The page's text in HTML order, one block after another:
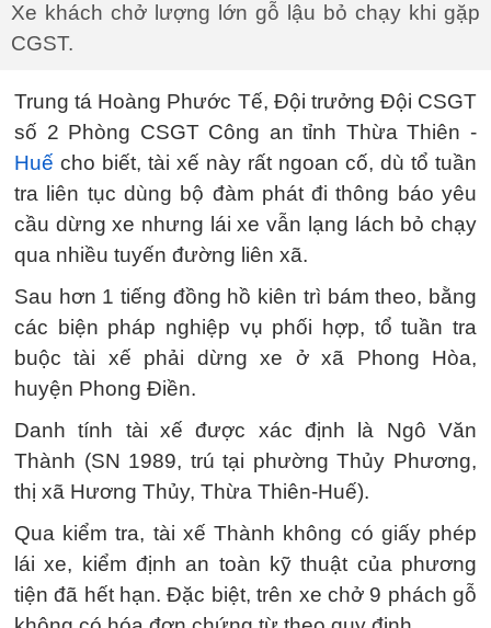
Xe khách chở lượng lớn gỗ lậu bỏ chạy khi gặp
CGST.
Trung tá Hoàng Phước Tế, Đội trưởng Đội CSGT
số 2 Phòng CSGT Công an tỉnh Thừa Thiên -
Huế cho biết, tài xế này rất ngoan cố, dù tổ tuần
tra liên tục dùng bộ đàm phát đi thông báo yêu
cầu dừng xe nhưng lái xe vẫn lạng lách bỏ chạy
qua nhiều tuyến đường liên xã.
Sau hơn 1 tiếng đồng hồ kiên trì bám theo, bằng
các biện pháp nghiệp vụ phối hợp, tổ tuần tra
buộc tài xế phải dừng xe ở xã Phong Hòa,
huyện Phong Điền.
Danh tính tài xế được xác định là Ngô Văn
Thành (SN 1989, trú tại phường Thủy Phương,
thị xã Hương Thủy, Thừa Thiên-Huế).
Qua kiểm tra, tài xế Thành không có giấy phép
lái xe, kiểm định an toàn kỹ thuật của phương
tiện đã hết hạn. Đặc biệt, trên xe chở 9 phách gỗ